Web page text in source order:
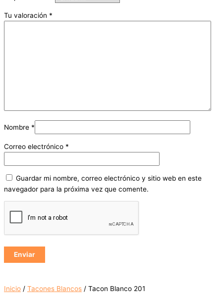
Tu valoración *
Nombre *
Correo electrónico *
Guardar mi nombre, correo electrónico y sitio web en este
navegador para la próxima vez que comente.
Inicio / Tacones Blancos / Tacon Blanco 201